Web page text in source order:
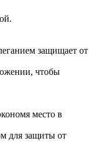
защищает от
чтобы
место в
для защиты от